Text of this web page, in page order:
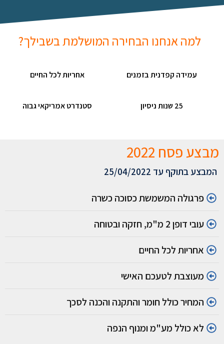
למה אנחנו הבחירה המושלמת בשבילך?
עמידה קפדנית בזמנים אחריות לכל החיים
25 שנות ניסיון סטנדרט אמריקאי גבוה
מבצע פסח 2022
המבצע בתוקף עד 25/04/2022
פרגולה המשמשת כסוכה כשרה
עובי דופן 2 מ"מ, חזקה ובטוחה
אחריות לכל החיים
מעוצבת לטעכם האישי
המחיר כולל חומר והתקנה והכנה לסכך
לא כולל מע"מ ומנוף הנפה